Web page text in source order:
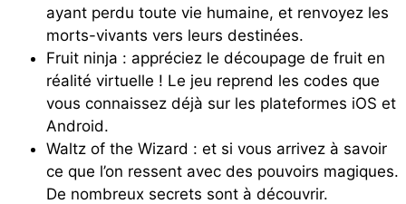
ayant perdu toute vie humaine, et renvoyez les
morts-vivants vers leurs destinées.
Fruit ninja : appréciez le découpage de fruit en
réalité virtuelle ! Le jeu reprend les codes que
vous connaissez déjà sur les plateformes iOS et
Android.
Waltz of the Wizard : et si vous arrivez à savoir
ce que l’on ressent avec des pouvoirs magiques.
De nombreux secrets sont à découvrir.